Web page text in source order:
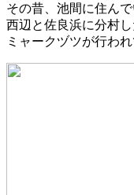
その昔、池間に住ん
西辺と佐良浜に分村
ミャークヅツが行われ